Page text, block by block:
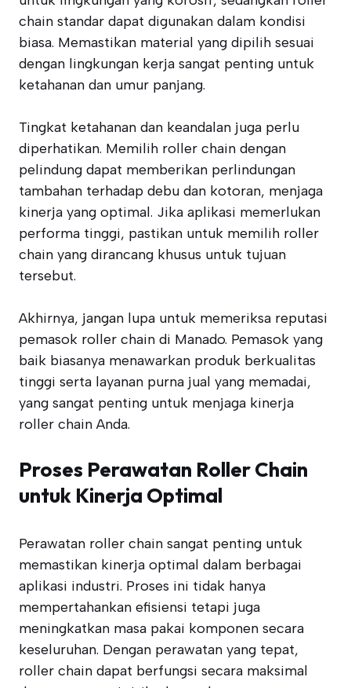
chain standar dapat digunakan dalam kondisi
biasa. Memastikan material yang dipilih sesuai
dengan lingkungan kerja sangat penting untuk
ketahanan dan umur panjang.
Tingkat ketahanan dan keandalan juga perlu
diperhatikan. Memilih roller chain dengan
pelindung dapat memberikan perlindungan
tambahan terhadap debu dan kotoran, menjaga
kinerja yang optimal. Jika aplikasi memerlukan
performa tinggi, pastikan untuk memilih roller
chain yang dirancang khusus untuk tujuan
tersebut.
Akhirnya, jangan lupa untuk memeriksa reputasi
pemasok roller chain di Manado. Pemasok yang
baik biasanya menawarkan produk berkualitas
tinggi serta layanan purna jual yang memadai,
yang sangat penting untuk menjaga kinerja
roller chain Anda.
Proses Perawatan Roller Chain
untuk Kinerja Optimal
Perawatan roller chain sangat penting untuk
memastikan kinerja optimal dalam berbagai
aplikasi industri. Proses ini tidak hanya
mempertahankan efisiensi tetapi juga
meningkatkan masa pakai komponen secara
keseluruhan. Dengan perawatan yang tepat,
roller chain dapat berfungsi secara maksimal